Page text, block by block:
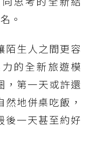
。
陌生人之間更容
的全新旅遊模
，第一天或許還
地併桌吃飯，
後一天甚至約好